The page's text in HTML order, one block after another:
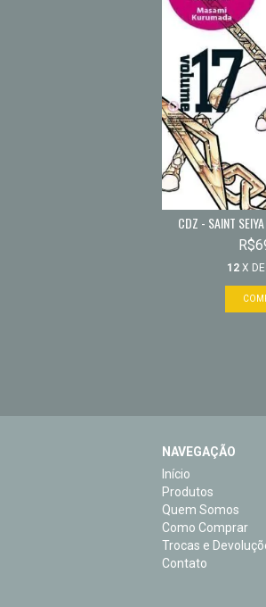
CDZ - SAINT
12 X DE
NAVEGAÇÃO
Início
Produtos
Quem Somos
Como Comprar
Trocas e
Contato